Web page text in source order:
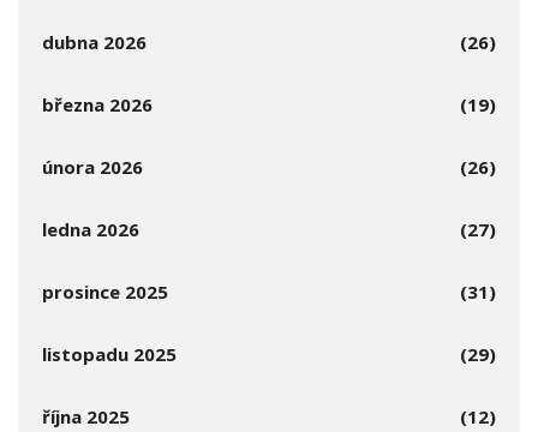
dubna 2026 (26)
března 2026 (19)
února 2026 (26)
ledna 2026 (27)
prosince 2025 (31)
listopadu 2025 (29)
října 2025 (12)